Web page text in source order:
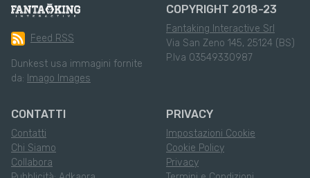
Feed RSS
Dunkest usa immagini fornite
da: Imago Images
COPYRIGHT 2018-23
Fantaking Interactive Srl
Via San Zeno 145, 25124 (BS)
P.Iva 03549330987
CONTATTI
Contatti
Chi Siamo
Collabora
PRIVACY
Impostazioni Cookie
Cookie Policy
Privacy